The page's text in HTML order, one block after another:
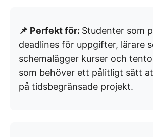
📌 Perfekt för: Studenter som
deadlines för uppgifter, lärare
schemalägger kurser och
som behöver ett pålitligt sätt
på tidsbegränsade projekt.